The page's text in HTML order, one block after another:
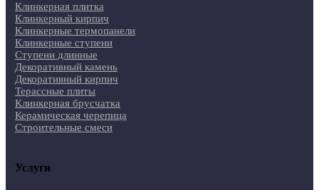
Клинкерная плитка
Клинкерный кирпич
Клинкерные термопанели
Клинкерные ступени
Ступени длинные
Декоративный камень
Декоративный кирпич
Терассные плиты
Клинкерная брусчатка
Керамическая черепица
Строительные смеси
Услуги